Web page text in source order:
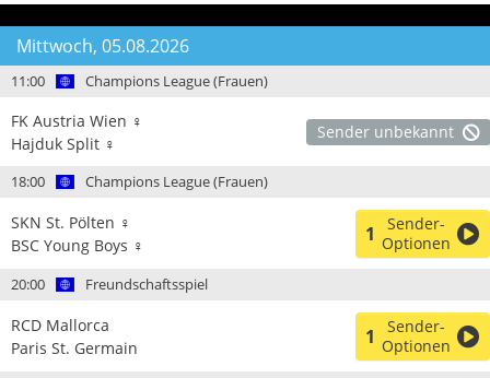
Mittwoch, 05.08.2026
11:00 Champions League (Frauen)
FK Austria Wien ♀
Hajduk Split ♀
Sender unbekannt
18:00 Champions League (Frauen)
SKN St. Pölten ♀
BSC Young Boys ♀
1
Sender-
Optionen
20:00 Freundschaftsspiel
RCD Mallorca
Paris St. Germain
1
Sender-
Optionen